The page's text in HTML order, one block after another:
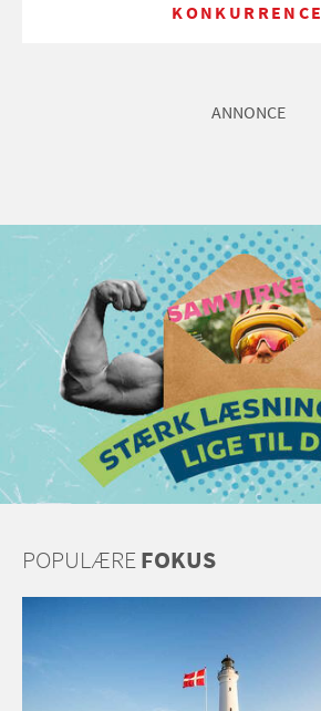
KONKURRENCE
ANNONCE
POPULÆREFOKUS